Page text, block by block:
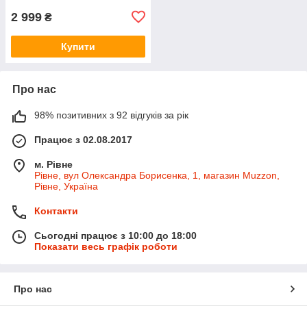
2 999 ₴
Купити
Про нас
98% позитивних з 92 відгуків за рік
Працює з 02.08.2017
м. Рівне
Рівне, вул Олександра Борисенка, 1, магазин Muzzon,
Рівне, Україна
Контакти
Сьогодні працює з 10:00 до 18:00
Показати весь графік роботи
Про нас